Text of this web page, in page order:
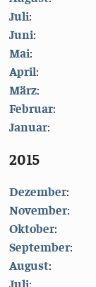
Juli:
Juni:
Mai:
April:
März:
Februar:
Januar:
2015
Dezember:
November:
Oktober:
September:
August:
Juli: